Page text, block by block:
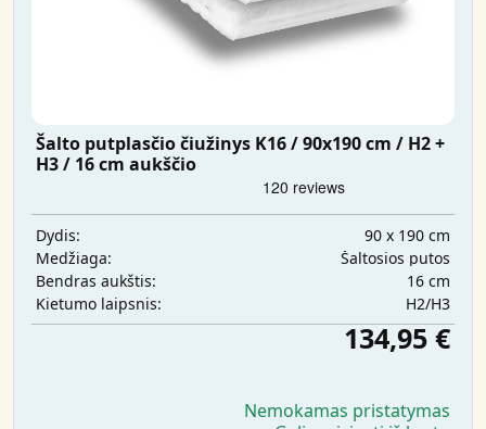
Šalto putplasčio čiužinys K16 / 90x190 cm / H2 +
H3 / 16 cm aukščio
Dydis:
90 x 190 cm
Medžiaga:
Šaltosios putos
Bendras aukštis:
16 cm
Kietumo laipsnis:
H2/H3
134,95 €
Nemokamas pristatymas